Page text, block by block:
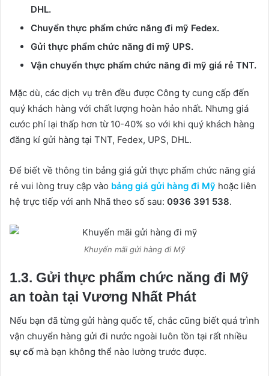
DHL.
Chuyển thực phẩm chức năng đi mỹ Fedex.
Gửi thực phẩm chức năng đi mỹ UPS.
Vận chuyển thực phẩm chức năng đi mỹ giá rẻ TNT.
Mặc dù, các dịch vụ trên đều được Công ty cung cấp đến
quý khách hàng với chất lượng hoàn hảo nhất. Nhưng giá
cước phí lại thấp hơn từ 10-40% so với khi quý khách hàng
đăng kí gửi hàng tại TNT, Fedex, UPS, DHL.
Để biết về thông tin bảng giá gửi thực phẩm chức năng giá
rẻ vui lòng truy cập vào bảng giá gửi hàng đi Mỹ hoặc liên
hệ trực tiếp với anh Nhã theo số sau: 0936 391 538.
Khuyến mãi gửi hàng đi Mỹ
1.3. Gửi thực phẩm chức năng đi Mỹ
an toàn tại Vương Nhất Phát
Nếu bạn đã từng gửi hàng quốc tế, chắc cũng biết quá trình
vận chuyển hàng gửi đi nước ngoài luôn tồn tại rất nhiều
sự cốmà bạn không thể nào lường trước được.